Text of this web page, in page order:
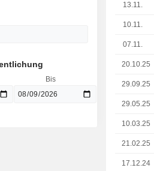
13.11.
10.11.
07.11.
20.10.25
29.09.25
29.05.25
10.03.25
21.02.25
17.12.24
Bis